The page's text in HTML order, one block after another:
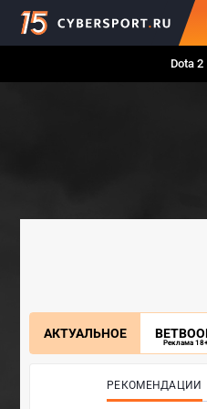
Dota 2
АКТУАЛЬНОЕ
Реклама 18+
РЕКОМЕНДАЦИИ